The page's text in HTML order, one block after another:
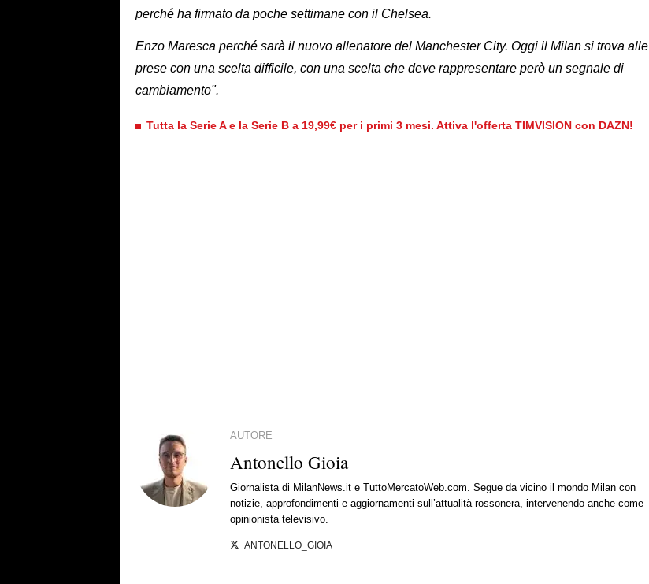
perché ha firmato da poche settimane con il Chelsea.
Enzo Maresca perché sarà il nuovo allenatore del Manchester City. Oggi il Milan si trova alle
prese con una scelta difficile, con una scelta che deve rappresentare però un segnale di
cambiamento".
Tutta la Serie A e la Serie B a 19,99€ per i primi 3 mesi. Attiva l'offerta TIMVISION con DAZN!
AUTORE
Antonello Gioia
Giornalista di MilanNews.it e TuttoMercatoWeb.com. Segue da vicino il mondo Milan con
notizie, approfondimenti e aggiornamenti sull’attualità rossonera, intervenendo anche come
opinionista televisivo.
ANTONELLO_GIOIA